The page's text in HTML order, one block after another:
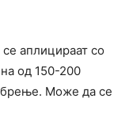
аплицираат со
од 150-200
Може да се